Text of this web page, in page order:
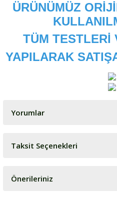
ÜRÜNÜMÜZ
TÜM TESTLERİ
YAPILARAK
Yorumlar
Bu ürüne ilk
Taksit Seçenekleri
Önerileriniz